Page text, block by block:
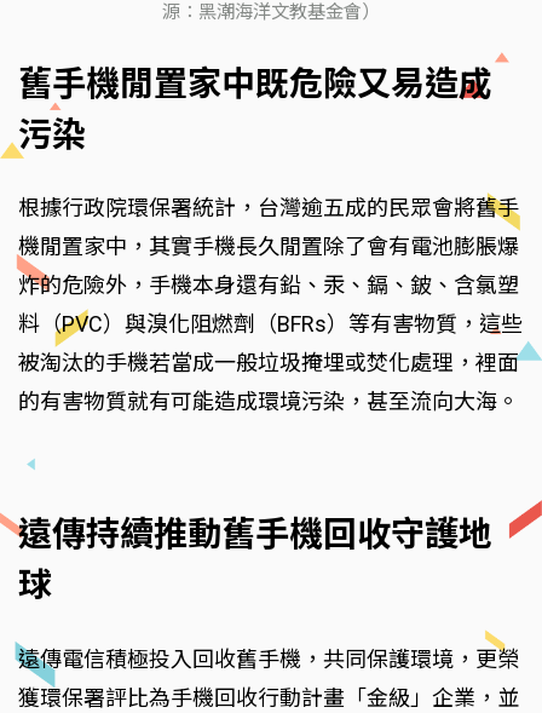
源：黑潮海洋文教基金會）
舊手機閒置家中既危險又易造成
污染
根據行政院環保署統計，台灣逾五成的民眾會將舊手
機閒置家中，其實手機長久閒置除了會有電池膨脹爆
炸的危險外，手機本身還有鉛、汞、鎘、鈹、含氯塑
料（PVC）與溴化阻燃劑（BFRs）等有害物質，這些
被淘汰的手機若當成一般垃圾掩埋或焚化處理，裡面
的有害物質就有可能造成環境污染，甚至流向大海。
遠傳持續推動舊手機回收守護地
球
遠傳電信積極投入回收舊手機，共同保護環境，更榮
獲環保署評比為手機回收行動計畫「金級」企業，並